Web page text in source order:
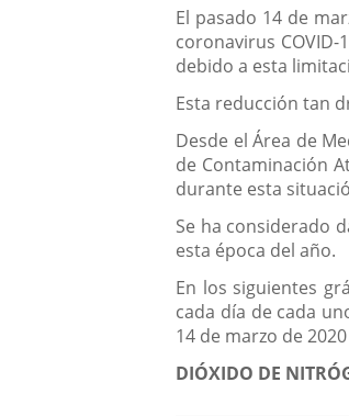
Descripción
El pasado 14 de
coronavirus
debido a esta
Esta reducción tan
Desde el Área de
de Contaminación
durante esta
Se ha considerado
esta época del año.
En los siguientes
cada día de cada
14 de marzo de
DIÓXIDO DE